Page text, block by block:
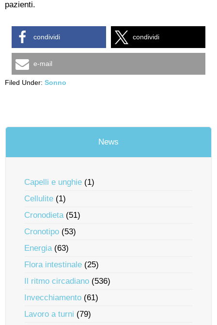
pazienti.
condividi condividi
e-mail
Filed Under: Sonno
News
Capelli e unghie (1)
Cellulite (1)
Cronodieta(51)
Cronotipo (53)
Energia(63)
Flora intestinale (25)
Il ritmo circadiano (536)
Invecchiamento (61)
Lavoro a turni (79)